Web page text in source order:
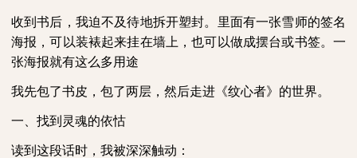
收到书后，我迫不及待地拆开塑封。里面有一张雪师的签名
海报，可以装裱起来挂在墙上，也可以做成摆台或书签。一
张海报就有这么多用途
我先包了书皮，包了两层，然后走进《纹心者》的世界。
一、找到灵魂的依怙
读到这段话时，我被深深触动：